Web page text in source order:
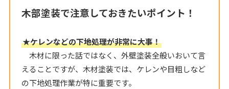
木部塗装で注意しておきたいポイント！
★ケレンなどの下地処理が非常に大事！
木材に限った話ではなく、外壁塗装全般いおいて言
えることですが、木材塗装では、ケレンや目粗しなど
の下地処理作業が特に重要です。